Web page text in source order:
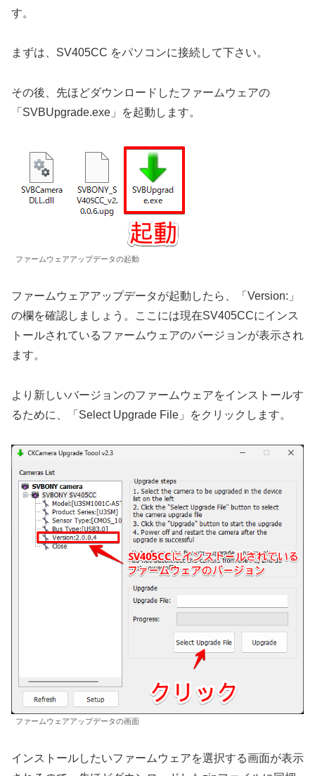
す。
まずは、SV405CC をパソコンに接続して下さい。
その後、先ほどダウンロードしたファームウェアの
「SVBUpgrade.exe」を起動します。
ファームウェアアップデータの起動
ファームウェアアップデータが起動したら、「Version:」
の欄を確認しましょう。ここには現在SV405CCにインス
トールされているファームウェアのバージョンが表示され
ます。
より新しいバージョンのファームウェアをインストールす
るために、「Select Upgrade File」をクリックします。
ファームウェアアップデータの画面
インストールしたいファームウェアを選択する画面が表示